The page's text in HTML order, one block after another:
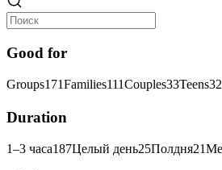
Good for
Groups171Families111Couples33Teens32
Duration
1–3 часа187Целый день25Полдня21